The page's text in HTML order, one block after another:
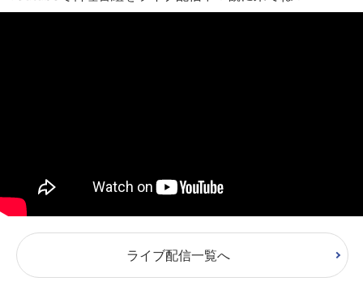
ライブ配信一覧へ